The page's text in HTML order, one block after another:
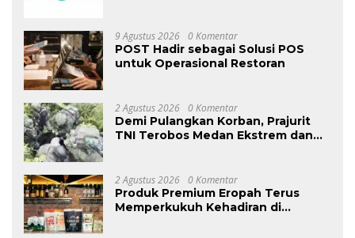
9 Agustus 2026 0 Komentar
POST Hadir sebagai Solusi POS
untuk Operasional Restoran
2 Agustus 2026 0 Komentar
Demi Pulangkan Korban, Prajurit
TNI Terobos Medan Ekstrem dan
2 Agustus 2026 0 Komentar
Produk Premium Eropah Terus
Memperkukuh Kehadiran di